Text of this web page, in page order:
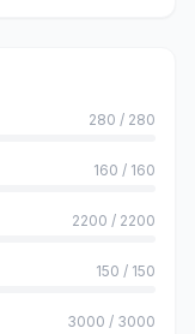
280 / 280
160 / 160
2200 / 2200
150 / 150
3000 / 3000